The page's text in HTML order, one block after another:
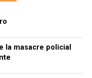
la masacre policial